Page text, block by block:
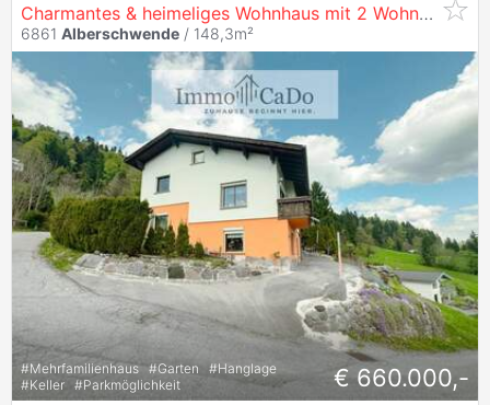
Charmantes & heimeliges Wohnhaus mit 2 Wohnungen in
6861 Alberschwende / 148,3m²
#Mehrfamilienhaus #Garten #Hanglage
#Keller #Parkmöglichkeit € 660.000,-